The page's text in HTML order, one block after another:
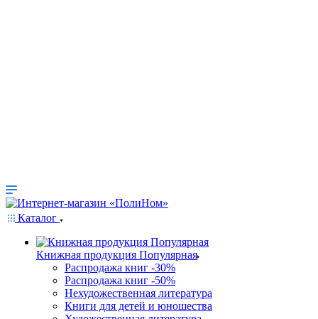
Каталог
Книжная продукция Популярная
Распродажа книг -30%
Распродажа книг -50%
Нехудожественная литература
Книги для детей и юношества